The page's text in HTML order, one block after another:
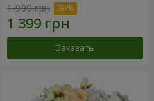
1 999 грн
Заказать